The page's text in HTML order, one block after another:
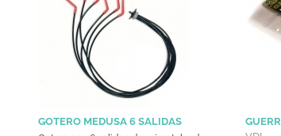
GOTERO MEDUSA 6 SALIDAS